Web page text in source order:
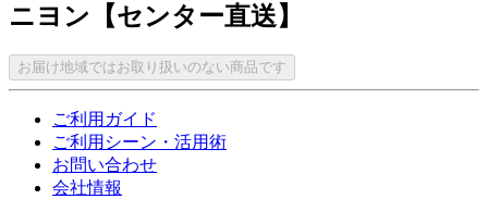
ニヨン【センター直送】
お届け地域ではお取り扱いのない商品です
ご利用ガイド
ご利用シーン・活用術
お問い合わせ
会社情報